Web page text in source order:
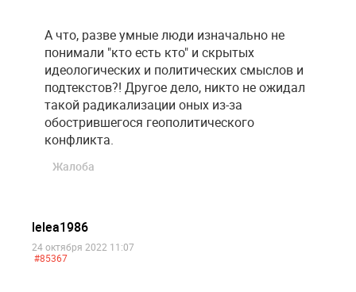
А что, разве умные люди изначально не
понимали "кто есть кто" и скрытых
идеологических и политических смыслов и
подтекстов?! Другое дело, никто не ожидал
такой радикализации оных из-за
обострившегося геополитического
конфликта.
Жалоба
lelea1986
24 октября 2022 11:07
#85367